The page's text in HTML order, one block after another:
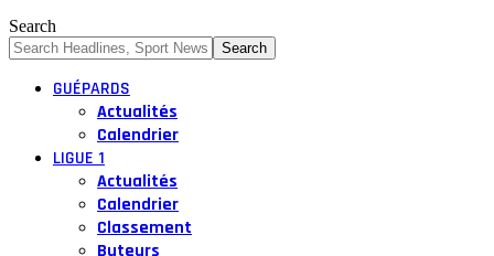
Search
GUÉPARDS
Actualités
Calendrier
LIGUE 1
Actualités
Calendrier
Classement
Buteurs